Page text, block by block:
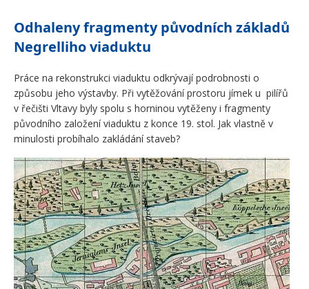
Odhaleny fragmenty původních základů
Negrelliho viaduktu
Práce na rekonstrukci viaduktu odkrývají podrobnosti o
způsobu jeho výstavby. Při vytěžování prostoru jímek u pilířů
v řečišti Vltavy byly spolu s horninou vytěženy i fragmenty
původního založení viaduktu z konce 19. stol. Jak vlastně v
minulosti probíhalo zakládání staveb?